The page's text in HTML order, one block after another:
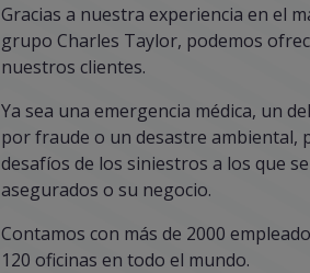
Gracias a nuestra experiencia en el
grupo Charles Taylor, podemos
nuestros clientes.
Ya sea una emergencia médica, un
por fraude o un desastre ambiental,
desafíos de los siniestros a los que
asegurados o su negocio.
Contamos con más de 2000
120 oficinas en todo el mundo.